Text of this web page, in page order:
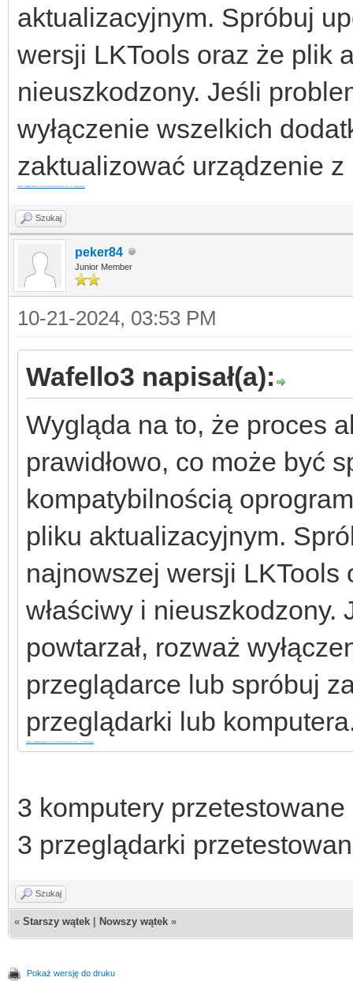
aktualizacyjnym. Spróbuj
wersji LKTools oraz że plik
nieuszkodzony. Jeśli
wyłączenie wszelkich
zaktualizować urządzenie
https://www.twojevent.com/formalnosci-pr...y-masowej/
Szukaj
peker84
Junior Member
10-21-2024, 03:53 PM
Wafello3 napisał(a):
Wygląda na to, że proces
prawidłowo, co może być
kompatybilnością
pliku aktualizacyjnym.
najnowszej wersji
właściwy i
powtarzał, rozważ
przeglądarce lub spróbuj
przeglądarki lub
https://www.twojevent.com/formalnosci-pr...y-masowej/
3 komputery przetestowane
3 przeglądarki
Szukaj
« Starszy wątek Nowszy wątek »
Pokaż wersję do druku